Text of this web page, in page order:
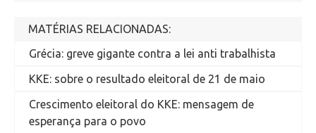
MATÉRIAS RELACIONADAS:
Grécia: greve gigante contra a lei anti trabalhista
KKE: sobre o resultado eleitoral de 21 de maio
Crescimento eleitoral do KKE: mensagem de
esperança para o povo